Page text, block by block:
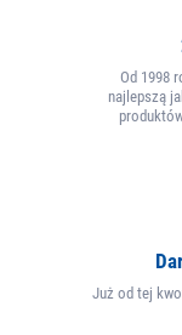
Od 1998
najlepszą
Już od tej